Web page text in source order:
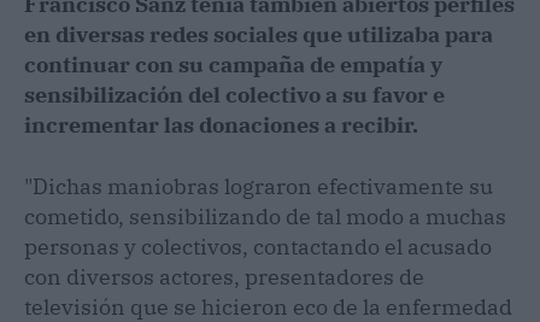
en diversas redes sociales que utilizaba para
continuar con su campaña de empatía y
sensibilización del colectivo a su favor e
incrementar las donaciones a recibir.
"Dichas maniobras lograron efectivamente su
cometido, sensibilizando de tal modo a muchas
personas y colectivos, contactando el acusado
con diversos actores, presentadores de
televisión que se hicieron eco de la enfermedad